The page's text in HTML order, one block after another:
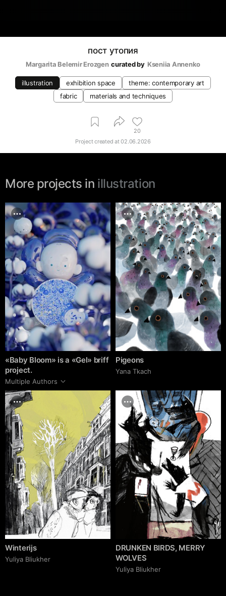
пост утопия
Margarita Belemir Erozgen curated by Kseniia Аnnenko
illustration exhibition space
theme: contemporary art
fabric
materials and techniques
20
Project created at02.06.2026
More projects in illustration
«Baby Bloom» is a «Gel» briff
project.
Multiple Authors
Pigeons
Yana Tkach
Winterijs
Yuliya Bliukher
DRUNKEN BIRDS, MERRY
WOLVES
Yuliya Bliukher